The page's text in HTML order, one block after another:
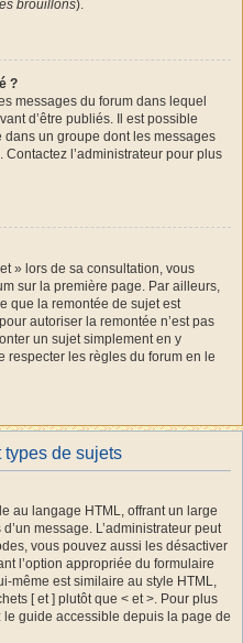
brouillons).
?
messages du forum dans lequel
d’être publiés. Il est possible
dans un groupe dont les messages
l’administrateur pour plus
» lors de sa consultation, vous
sur la première page. Par ailleurs,
que la remontée de sujet est
autoriser la remontée n’est pas
un sujet simplement en y
respecter les règles du forum en le
types de sujets
au langage HTML, offrant un large
message. L’administrateur peut
vous pouvez aussi les désactiver
l’option appropriée du formulaire
même est similaire au style HTML,
[ et ] plutôt que < et >. Pour plus
le guide accessible depuis la page de